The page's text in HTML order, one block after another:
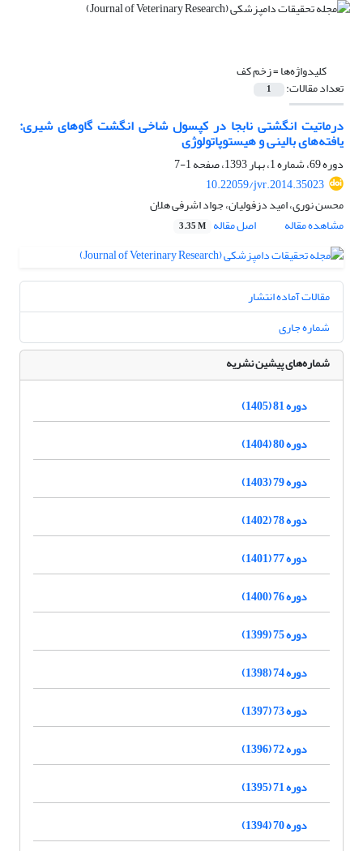
کلیدواژه‌ها =زخم کف
تعداد مقالات: 1
درماتیت انگشتی نابجا در کپسول شاخی انگشت گاوهای شیری:
یافته‌های بالینی و هیستوپاتولوژی
دوره 69، شماره 1، بهار 1393، صفحه
1-7
10.22059/jvr.2014.35023
محسن نوری، امید دزفولیان، جواد اشرفی هلان
مشاهده مقاله
اصل مقاله 3.35 M
مقالات آماده انتشار
شماره جاری
شماره‌های پیشین نشریه
دوره 81 (1405)
دوره 80 (1404)
دوره 79 (1403)
دوره 78 (1402)
دوره 77 (1401)
دوره 76 (1400)
دوره 75 (1399)
دوره 74 (1398)
دوره 73 (1397)
دوره 72 (1396)
دوره 71 (1395)
دوره 70 (1394)